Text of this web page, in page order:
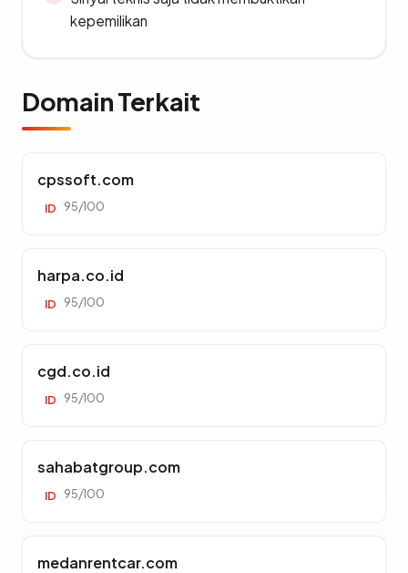
kepemilikan
Domain Terkait
cpssoft.com
ID 95/100
harpa.co.id
ID 95/100
cgd.co.id
ID 95/100
sahabatgroup.com
ID 95/100
medanrentcar.com